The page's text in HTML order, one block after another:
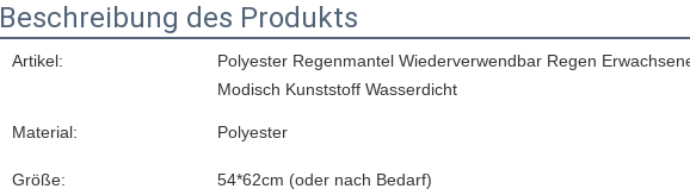
Beschreibung des Produkts
Artikel:
Polyester Regenmantel Wiederverwendbar Regen
Modisch Kunststoff Wasserdicht
Material: Polyester
Größe: 54*62cm (oder nach Bedarf)